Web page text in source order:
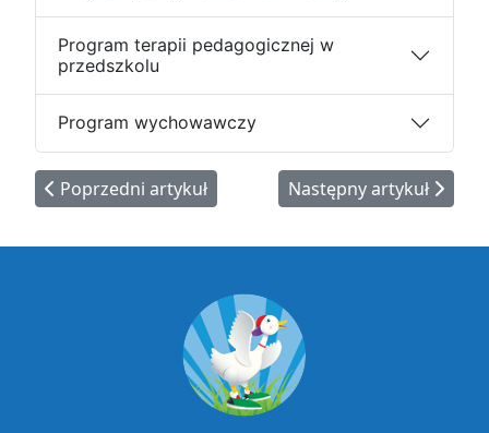
Program terapii pedagogicznej w
przedszkolu
Program wychowawczy
Poprzedni artykuł: Wyżywienie dzieci w przedszkolu
Poprzedni artykuł Następny artykuł:
Następny artykuł